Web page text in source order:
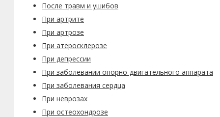
После травм и ушибов
При артрите
При артрозе
При атеросклерозе
При депрессии
При заболевании опорно-двигательного аппарата
При заболевания сердца
При неврозах
При остеохондрозе